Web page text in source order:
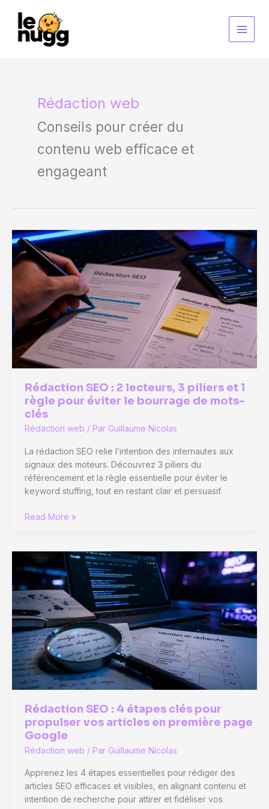
contenu
Rédaction web
Conseils pour créer du
contenu web efficace et
engageant
Rédaction SEO : 2 lecteurs, 3 piliers et 1
règle pour éviter le bourrage de mots-
clés
Rédaction web / Par Guillaume Nicolas
La rédaction SEO relie l’intention des internautes aux
signaux des moteurs. Découvrez 3 piliers du
référencement et la règle essentielle pour éviter le
keyword stuffing, tout en restant clair et persuasif.
Rédaction
lecteurs,
piliers
et
1
règle
pour
éviter
le
bourrage
mots-
clés
Read More »
Rédaction SEO : 4 étapes clés pour
propulser vos articles en première page
Google
Rédaction web / Par Guillaume Nicolas
Apprenez les 4 étapes essentielles pour rédiger des
articles SEO efficaces et visibles, en alignant contenu et
intention de recherche pour attirer et fidéliser vos